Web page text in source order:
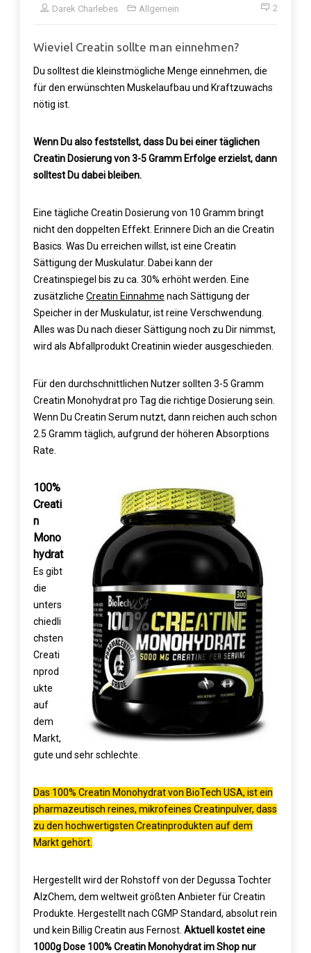
Darek Charlebes Allgemein 2
Wieviel Creatin sollte man einnehmen?
Du solltest die kleinstmögliche Menge einnehmen, die
für den erwünschten Muskelaufbau und Kraftzuwachs
nötig ist.
Wenn Du also feststellst, dass Du bei einer täglichen
Creatin Dosierung von 3-5 Gramm Erfolge erzielst, dann
solltest Du dabei bleiben.
Eine tägliche Creatin Dosierung von 10 Gramm bringt
nicht den doppelten Effekt. Erinnere Dich an die Creatin
Basics. Was Du erreichen willst, ist eine Creatin
Sättigung der Muskulatur. Dabei kann der
Creatinspiegel bis zu ca. 30% erhöht werden. Eine
zusätzliche Creatin Einnahme nach Sättigung der
Speicher in der Muskulatur, ist reine Verschwendung.
Alles was Du nach dieser Sättigung noch zu Dir nimmst,
wird als Abfallprodukt Creatinin wieder ausgeschieden.
Für den durchschnittlichen Nutzer sollten 3-5 Gramm
Creatin Monohydrat pro Tag die richtige Dosierung sein.
Wenn Du Creatin Serum nutzt, dann reichen auch schon
2.5 Gramm täglich, aufgrund der höheren Absorptions
Rate.
100%
Creati
n
Mono
hydrat
Es gibt
die
unters
chiedli
chsten
Creati
nprod
ukte
auf
dem
Markt,
gute und sehr schlechte.
Das 100% Creatin Monohydrat von BioTech USA, ist ein
pharmazeutisch reines, mikrofeines Creatinpulver, dass
zu den hochwertigsten Creatinprodukten auf dem
Markt gehört.
Hergestellt wird der Rohstoff von der Degussa Tochter
AlzChem, dem weltweit größten Anbieter für Creatin
Produkte. Hergestellt nach CGMP Standard, absolut rein
und kein Billig Creatin aus Fernost. Aktuell kostet eine
1000g Dose 100% Creatin Monohydrat im Shop nur